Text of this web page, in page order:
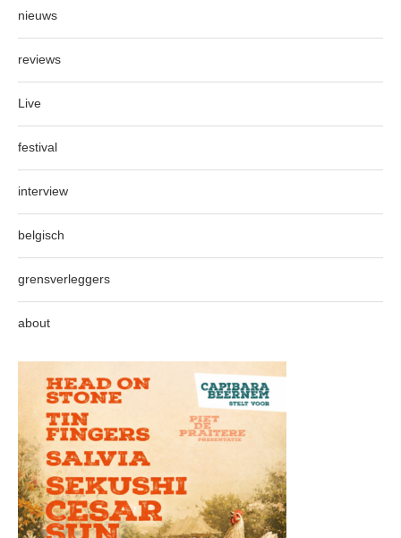
nieuws
reviews
Live
festival
interview
belgisch
grensverleggers
about